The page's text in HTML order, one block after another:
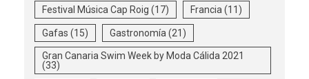
Festival Música Cap Roig (17) Francia (11)
Gafas (15) Gastronomía (21)
Gran Canaria Swim Week by Moda Cálida 2021
(33)